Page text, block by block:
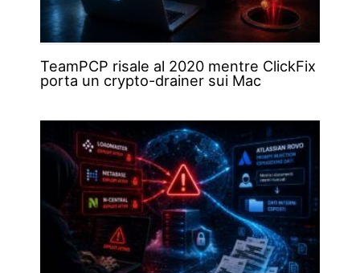
TeamPCP risale al 2020 mentre ClickFix
porta un crypto-drainer sui Mac